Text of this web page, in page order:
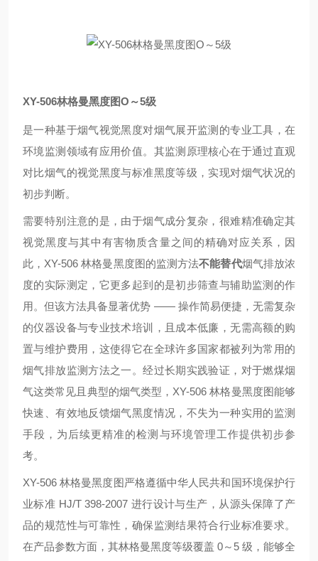
XY-506林格曼黑度图O～5级
是一种基于烟气视觉黑度对烟气展开监测的专业工具，在
环境监测领域有应用价值。其监测原理核心在于通过直观
对比烟气的视觉黑度与标准黑度等级，实现对烟气状况的
初步判断。
需要特别注意的是，由于烟气成分复杂，很难精准确定其
视觉黑度与其中有害物质含量之间的精确对应关系，因
此，XY-506 林格曼黑度图的监测方法不能替代烟气排放浓
度的实际测定，它更多起到的是初步筛查与辅助监测的作
用。但该方法具备显著优势 —— 操作简易便捷，无需复杂
的仪器设备与专业技术培训，且成本低廉，无需高额的购
置与维护费用，这使得它在全球许多国家都被列为常用的
烟气排放监测方法之一。经过长期实践验证，对于燃煤烟
气这类常见且典型的烟气类型，XY-506 林格曼黑度图能够
快速、有效地反馈烟气黑度情况，不失为一种实用的监测
手段，为后续更精准的检测与环境管理工作提供初步参
考。
XY-506 林格曼黑度图严格遵循中华人民共和国环境保护行
业标准 HJ/T 398-2007 进行设计与生产，从源头保障了产
品的规范性与可靠性，确保监测结果符合行业标准要求。
在产品参数方面，其林格曼黑度等级覆盖 0～5 级，能够全